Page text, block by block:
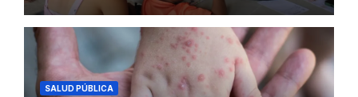
SALUD PÚBLICA